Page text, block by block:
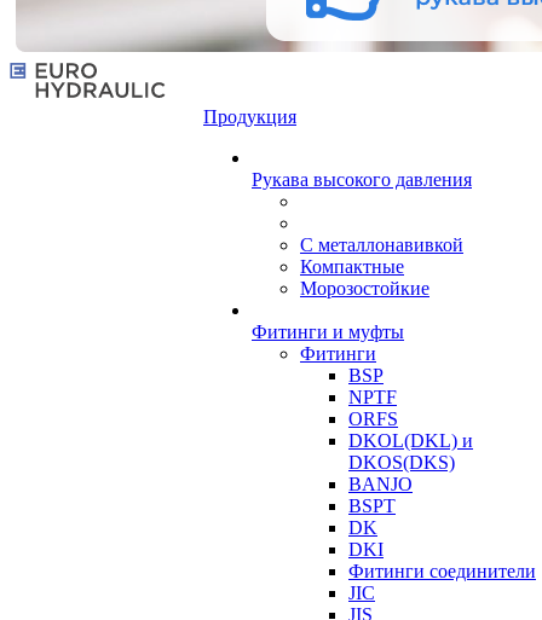
Продукция
Рукава высокого давления
С металлонавивкой
Компактные
Морозостойкие
Фитинги и муфты
Фитинги
BSP
NPTF
ORFS
DKOL(DKL) и
DKOS(DKS)
BANJO
BSPT
DK
DKI
Фитинги соединители
JIC
JIS